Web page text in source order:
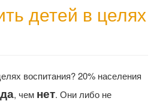
детей в целях
воспитания? 20% населения
да, чем нет. Они либо не